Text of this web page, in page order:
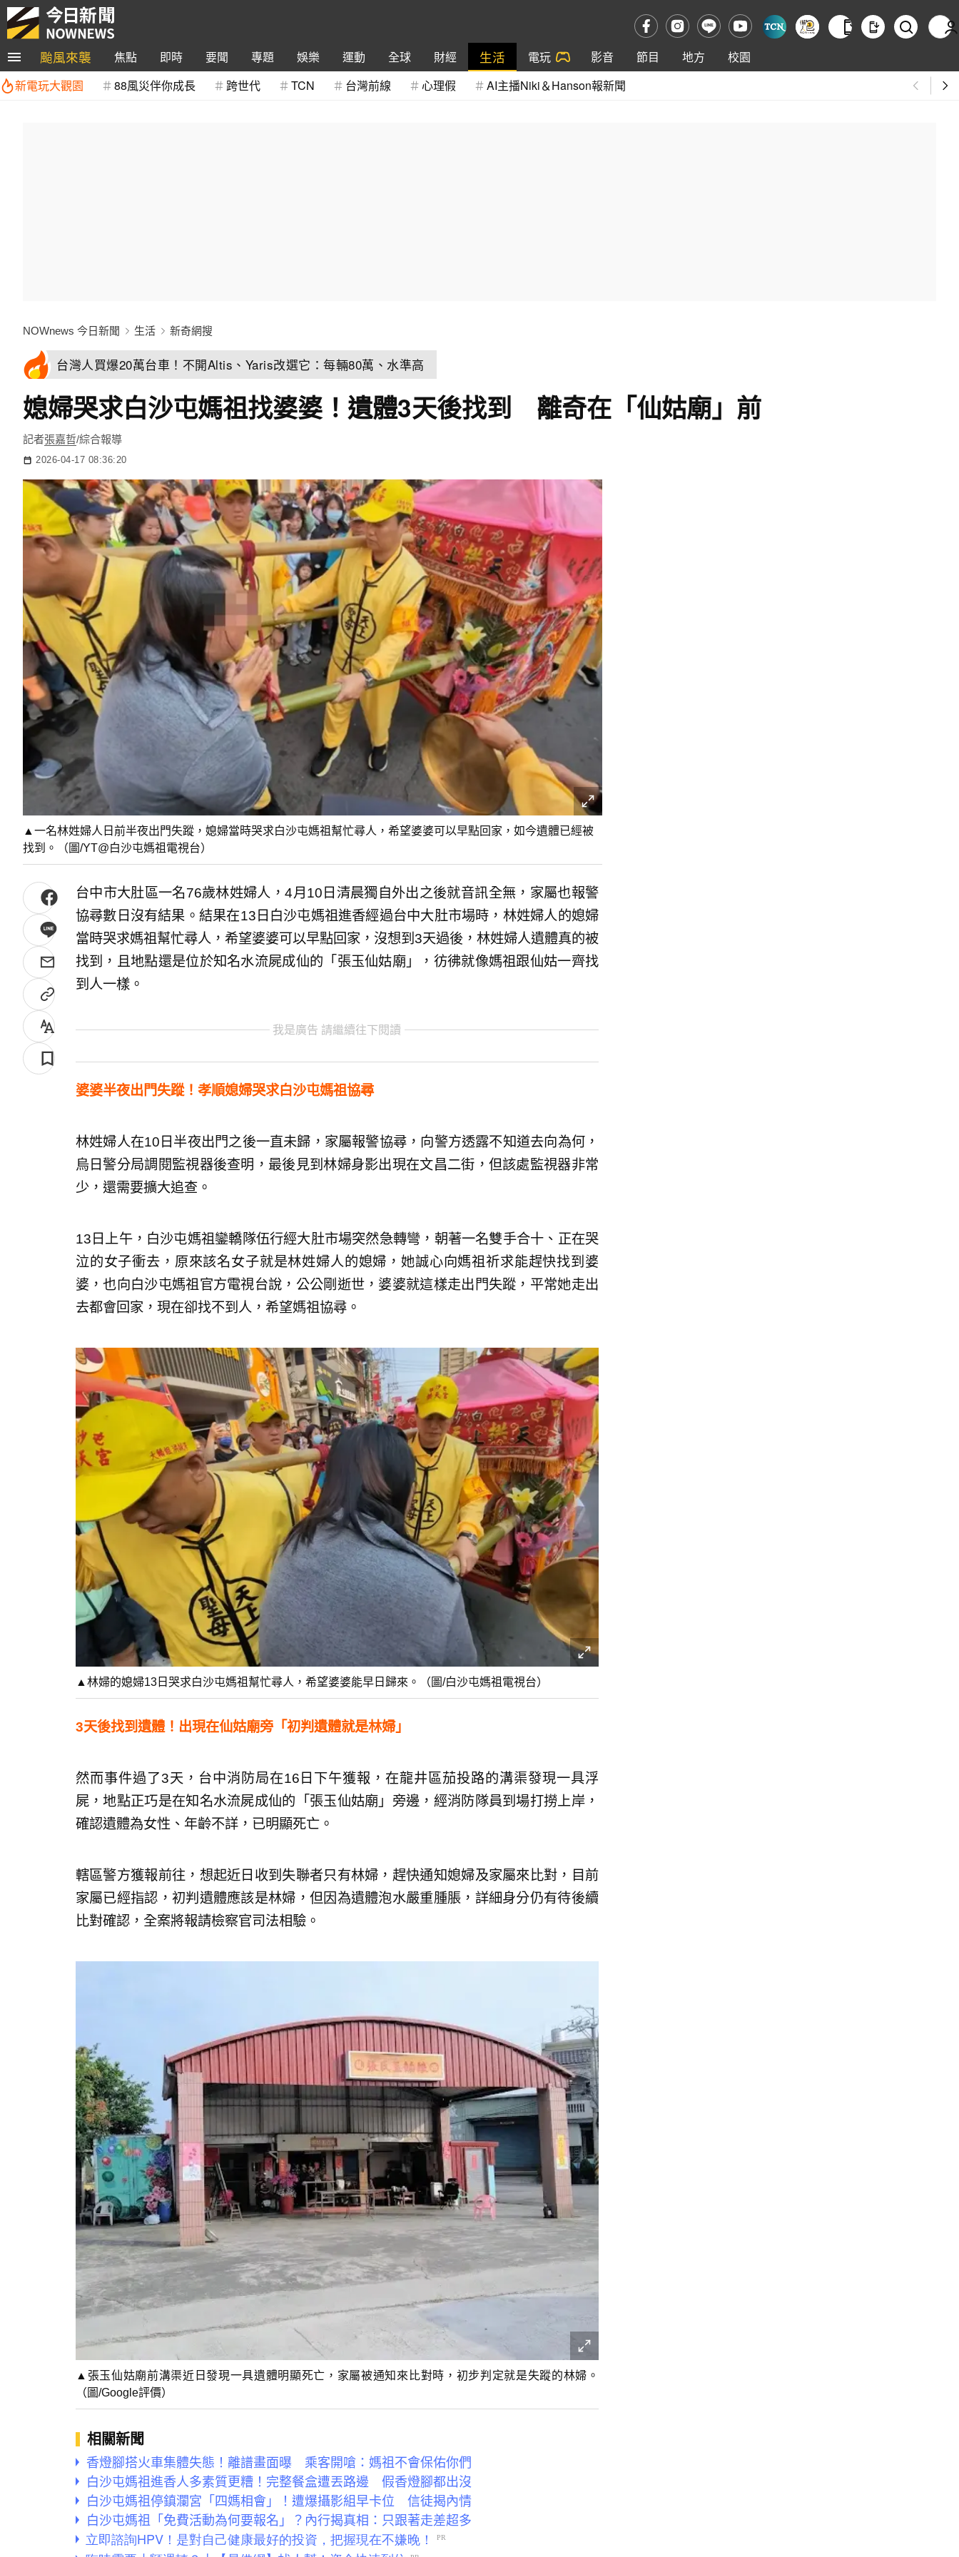
颱風來襲 焦點 即時 要聞 專題 娛樂 運動 全球 財經 生活 電玩 影音 節目 地方
校園
新電玩大觀園
88風災伴你成長 跨世代 TCN 台灣前線 心理假 AI主播Niki＆Hanson報新聞
NOWnews 今日新聞 生活 新奇網搜
台灣人買爆20萬台車！不開Altis、Yaris改選它：每輛80萬、水準高
媳婦哭求白沙屯媽祖找婆婆！遺體3天後找到 離奇在「仙姑廟」前
記者張嘉哲/綜合報導
2026-04-17 08:36:20
▲一名林姓婦人日前半夜出門失蹤，媳婦當時哭求白沙屯媽祖幫忙尋人，希望婆婆可以早點回家，如今遺體已經被
找到。（圖/YT@白沙屯媽祖電視台）
台中市大肚區一名76歲林姓婦人，4月10日清晨獨自外出之後就音訊全無，家屬也報警
協尋數日沒有結果。結果在13日白沙屯媽祖進香經過台中大肚市場時，林姓婦人的媳婦
當時哭求媽祖幫忙尋人，希望婆婆可以早點回家，沒想到3天過後，林姓婦人遺體真的被
找到，且地點還是位於知名水流屍成仙的「張玉仙姑廟」，彷彿就像媽祖跟仙姑一齊找
到人一樣。
我是廣告 請繼續往下閱讀
婆婆半夜出門失蹤！孝順媳婦哭求白沙屯媽祖協尋
林姓婦人在10日半夜出門之後一直未歸，家屬報警協尋，向警方透露不知道去向為何，
烏日警分局調閱監視器後查明，最後見到林婦身影出現在文昌二街，但該處監視器非常
少，還需要擴大追查。
13日上午，白沙屯媽祖鑾轎隊伍行經大肚市場突然急轉彎，朝著一名雙手合十、正在哭
泣的女子衝去，原來該名女子就是林姓婦人的媳婦，她誠心向媽祖祈求能趕快找到婆
婆，也向白沙屯媽祖官方電視台說，公公剛逝世，婆婆就這樣走出門失蹤，平常她走出
去都會回家，現在卻找不到人，希望媽祖協尋。
▲林婦的媳婦13日哭求白沙屯媽祖幫忙尋人，希望婆婆能早日歸來。（圖/白沙屯媽祖電視台）
3天後找到遺體！出現在仙姑廟旁「初判遺體就是林婦」
然而事件過了3天，台中消防局在16日下午獲報，在龍井區茄投路的溝渠發現一具浮
屍，地點正巧是在知名水流屍成仙的「張玉仙姑廟」旁邊，經消防隊員到場打撈上岸，
確認遺體為女性、年齡不詳，已明顯死亡。
轄區警方獲報前往，想起近日收到失聯者只有林婦，趕快通知媳婦及家屬來比對，目前
家屬已經指認，初判遺體應該是林婦，但因為遺體泡水嚴重腫脹，詳細身分仍有待後續
比對確認，全案將報請檢察官司法相驗。
▲張玉仙姑廟前溝渠近日發現一具遺體明顯死亡，家屬被通知來比對時，初步判定就是失蹤的林婦。
（圖/Google評價）
相關新聞
香燈腳搭火車集體失態！離譜畫面曝 乘客開嗆：媽祖不會保佑你們
白沙屯媽祖進香人多素質更糟！完整餐盒遭丟路邊 假香燈腳都出沒
白沙屯媽祖停鎮瀾宮「四媽相會」！遭爆攝影組早卡位 信徒揭內情
白沙屯媽祖「免費活動為何要報名」？內行揭真相：只跟著走差超多